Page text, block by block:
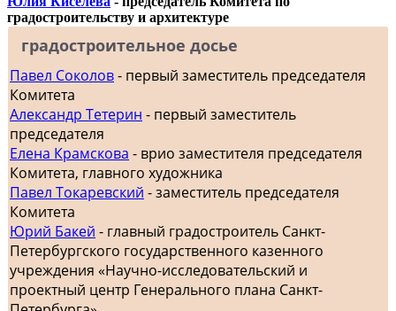
градостроительству и архитектуре
градостроительное досье
Павел Соколов- первый заместитель председателя
Комитета
Александр Тетерин - первый заместитель
председателя
Елена Крамскова - врио заместителя председателя
Комитета, главного художника
Павел Токаревский - заместитель председателя
Комитета
Юрий Бакей - главный градостроитель Санкт-
Петербургского государственного казенного
учреждения «Научно-исследовательский и
проектный центр Генерального плана Санкт-